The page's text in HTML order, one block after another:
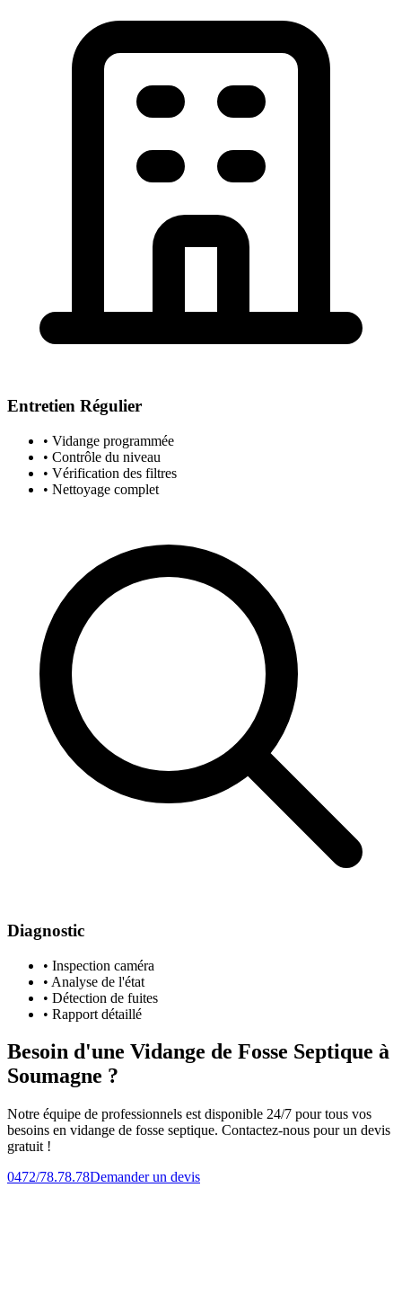
Entretien Régulier
• Vidange programmée
• Contrôle du niveau
• Vérification des filtres
• Nettoyage complet
Diagnostic
• Inspection caméra
• Analyse de l'état
• Détection de fuites
• Rapport détaillé
Besoin d'une Vidange de Fosse Septique à
Soumagne ?
Notre équipe de professionnels est disponible 24/7 pour tous vos
besoins en vidange de fosse septique. Contactez-nous pour un devis
gratuit !
0472/78.78.78Demander un devis